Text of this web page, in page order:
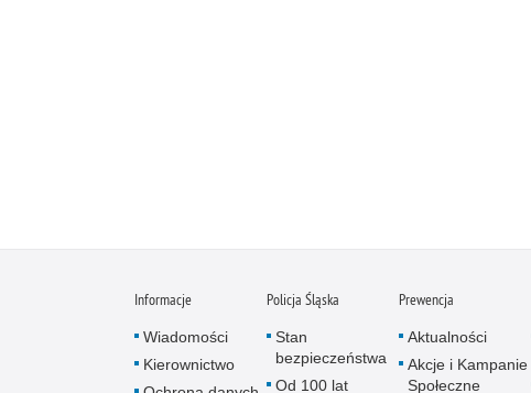
Informacje
Wiadomości
Kierownictwo
Policja Śląska
Stan
bezpieczeństwa
Od 100 lat
Prewencja
Aktualności
Akcje i Kampanie
Społeczne